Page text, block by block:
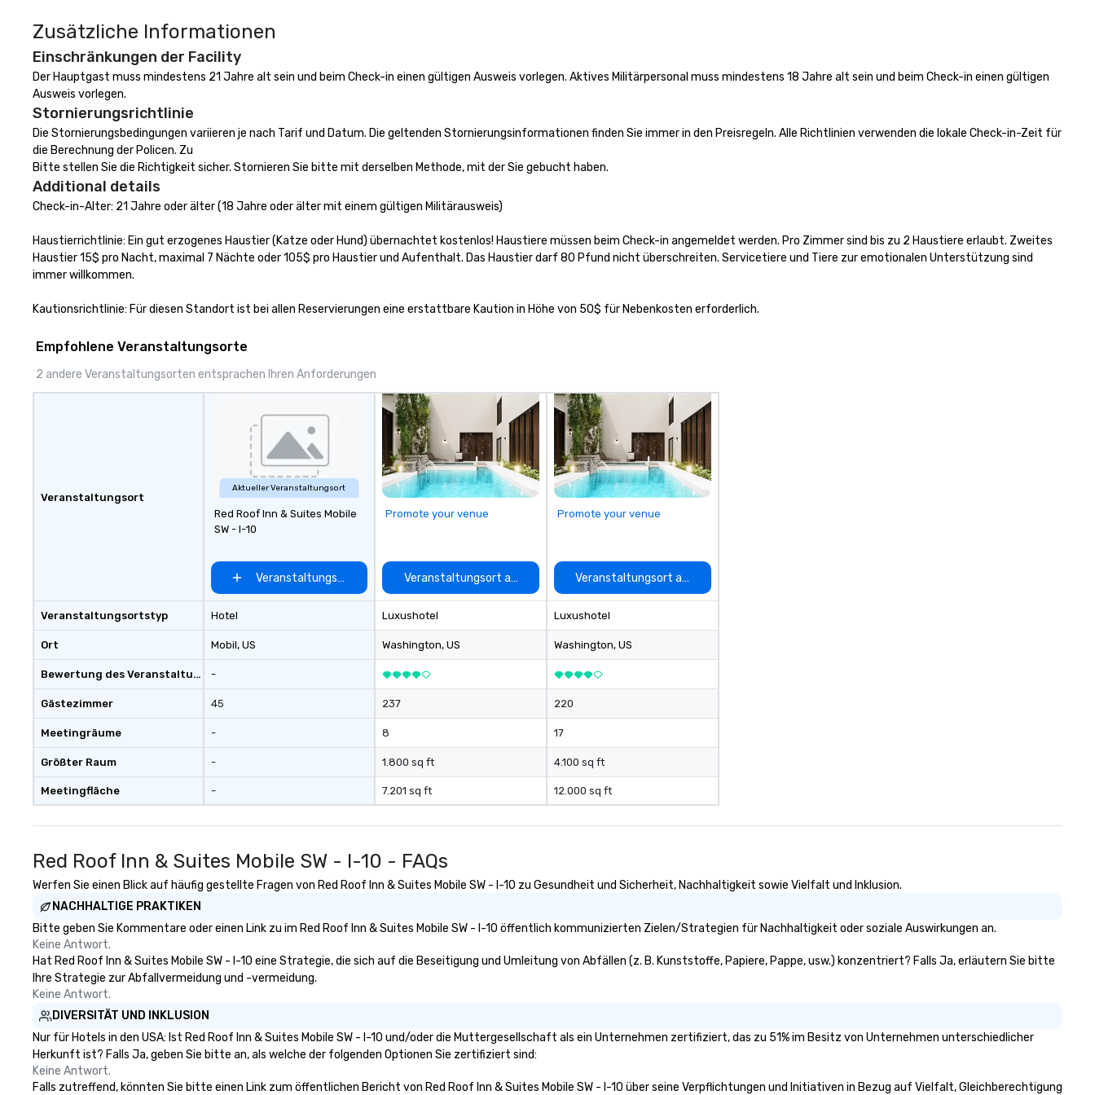
woman owned business but also a
Zusätzliche Informationen
Einschränkungen der Facility
Der Hauptgast muss mindestens 21 Jahre alt sein und beim Check-in einen gültigen Ausweis vorlegen. Aktives Militärpersonal muss mindestens 18 Jahre alt sein und beim Check-in einen gültigen
Ausweis vorlegen.
Stornierungsrichtlinie
Die Stornierungsbedingungen variieren je nach Tarif und Datum. Die geltenden Stornierungsinformationen finden Sie immer in den Preisregeln. Alle Richtlinien verwenden die lokale Check-in-Zeit für
die Berechnung der Policen. Zu
Bitte stellen Sie die Richtigkeit sicher. Stornieren Sie bitte mit derselben Methode, mit der Sie gebucht haben.
Additional details
Check-in-Alter: 21 Jahre oder älter (18 Jahre oder älter mit einem gültigen Militärausweis)
Haustierrichtlinie: Ein gut erzogenes Haustier (Katze oder Hund) übernachtet kostenlos! Haustiere müssen beim Check-in angemeldet werden. Pro Zimmer sind bis zu 2 Haustiere erlaubt. Zweites
Haustier 15$ pro Nacht, maximal 7 Nächte oder 105$ pro Haustier und Aufenthalt. Das Haustier darf 80 Pfund nicht überschreiten. Servicetiere und Tiere zur emotionalen Unterstützung sind
immer willkommen.
Kautionsrichtlinie: Für diesen Standort ist bei allen Reservierungen eine erstattbare Kaution in Höhe von 50$ für Nebenkosten erforderlich.
Empfohlene Veranstaltungsorte
2 andere Veranstaltungsorten entsprachen Ihren Anforderungen
Veranstaltungsort
Veranstaltungsortstyp
Ort
Bewertung des Veranstaltungsortes
Gästezimmer
Meetingräume
Größter Raum
Meetingfläche
Aktueller Veranstaltungsort
Red Roof Inn & Suites Mobile
SW - I-10
Veranstaltungsort auswählen
Hotel
Mobil, US
-
45
-
-
-
Promote your venue
Veranstaltungsort auswählen
Luxushotel
Washington, US
237
8
1.800 sq ft
7.201 sq ft
Promote your venue
Veranstaltungsort auswählen
Luxushotel
Washington, US
220
17
4.100 sq ft
12.000 sq ft
Red Roof Inn & Suites Mobile SW - I-10 - FAQs
Werfen Sie einen Blick auf häufig gestellte Fragen von Red Roof Inn & Suites Mobile SW - I-10 zu Gesundheit und Sicherheit, Nachhaltigkeit sowie Vielfalt und Inklusion.
NACHHALTIGE PRAKTIKEN
Bitte geben Sie Kommentare oder einen Link zu im Red Roof Inn & Suites Mobile SW - I-10 öffentlich kommunizierten Zielen/Strategien für Nachhaltigkeit oder soziale Auswirkungen an.
Keine Antwort.
Hat Red Roof Inn & Suites Mobile SW - I-10 eine Strategie, die sich auf die Beseitigung und Umleitung von Abfällen (z. B. Kunststoffe, Papiere, Pappe, usw.) konzentriert? Falls Ja, erläutern Sie bitte
Ihre Strategie zur Abfallvermeidung und -vermeidung.
Keine Antwort.
DIVERSITÄT UND INKLUSION
Nur für Hotels in den USA: Ist Red Roof Inn & Suites Mobile SW - I-10 und/oder die Muttergesellschaft als ein Unternehmen zertifiziert, das zu 51% im Besitz von Unternehmen unterschiedlicher
Herkunft ist? Falls Ja, geben Sie bitte an, als welche der folgenden Optionen Sie zertifiziert sind:
Keine Antwort.
Falls zutreffend, könnten Sie bitte einen Link zum öffentlichen Bericht von Red Roof Inn & Suites Mobile SW - I-10 über seine Verpflichtungen und Initiativen in Bezug auf Vielfalt, Gleichberechtigung